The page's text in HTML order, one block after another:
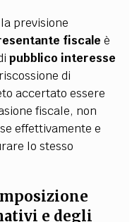
previsione
fiscale è
pubblico interesse
di
accertato essere
fiscale, non
effettivamente e
lo stesso
e degli